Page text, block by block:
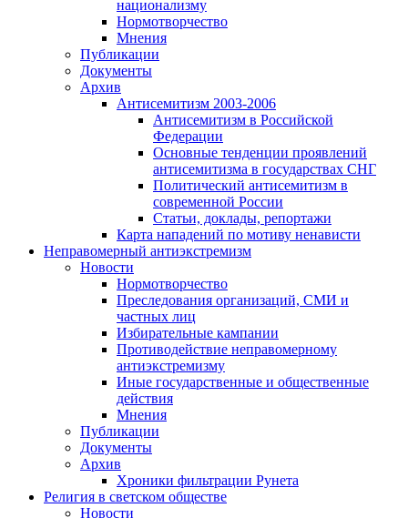
национализму
Нормотворчество
Мнения
Публикации
Документы
Архив
Антисемитизм 2003-2006
Антисемитизм в Российской
Федерации
Основные тенденции проявлений
антисемитизма в государствах СНГ
Политический антисемитизм в
современной России
Статьи, доклады, репортажи
Карта нападений по мотиву ненависти
Неправомерный антиэкстремизм
Новости
Нормотворчество
Преследования организаций, СМИ и
частных лиц
Избирательные кампании
Противодействие неправомерному
антиэкстремизму
Иные государственные и общественные
действия
Мнения
Публикации
Документы
Архив
Хроники фильтрации Рунета
Религия в светском обществе
Новости